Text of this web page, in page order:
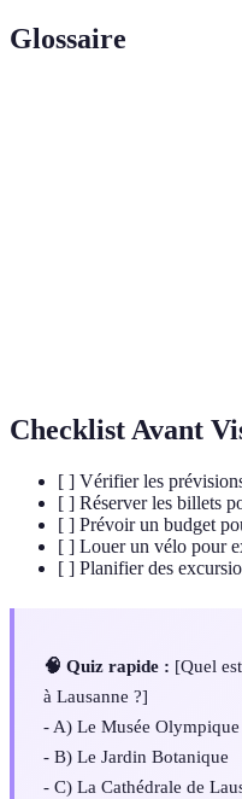
Glossaire
Checklist Avant
[ ] Vérifier les
[ ] Réserver les billets
[ ] Prévoir un budget
[ ] Louer un vélo pour
[ ] Planifier des
🧠 Quiz rapide : [Quel
à Lausanne ?]
- A) Le Musée Olympique
- B) Le Jardin Botanique
- C) La Cathédrale de